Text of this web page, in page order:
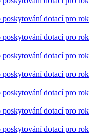
poskytování dotací pro rok
poskytování dotací pro rok
poskytování dotací pro rok
poskytování dotací pro rok
poskytování dotací pro rok
poskytování dotací pro rok
poskytování dotací pro rok